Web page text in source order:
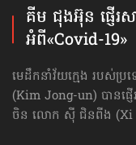
គីម ជុងអ៊ុន ផ្ញើរ
អំពី«Covid-19»
មេដឹកនាំវ័យក្មេង របស់ប្
(Kim Jong-un) បានផ្ញ
ចិន លោក ស៊ី ជិនពីង (Xi